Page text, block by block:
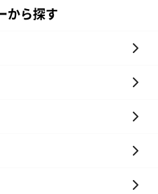
とう】 M（
から探す